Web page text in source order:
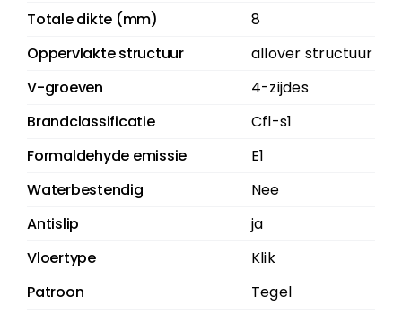
Totale dikte (mm)
8
Oppervlakte structuur
allover structuur
V-groeven
4-zijdes
Brandclassificatie
Cfl-s1
Formaldehyde emissie
E1
Waterbestendig
Nee
Antislip
ja
Vloertype
Klik
Patroon
Tegel